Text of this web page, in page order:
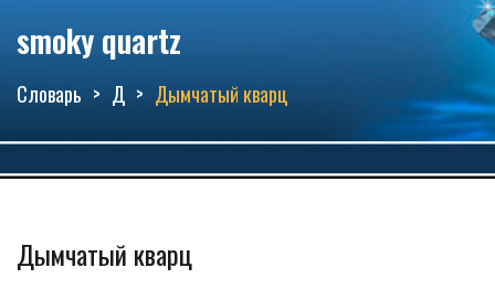
smoky quartz
Словарь Д Дымчатый кварц
Дымчатый кварц